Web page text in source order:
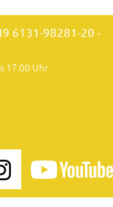
6131-98281-20 -
17.00 Uhr